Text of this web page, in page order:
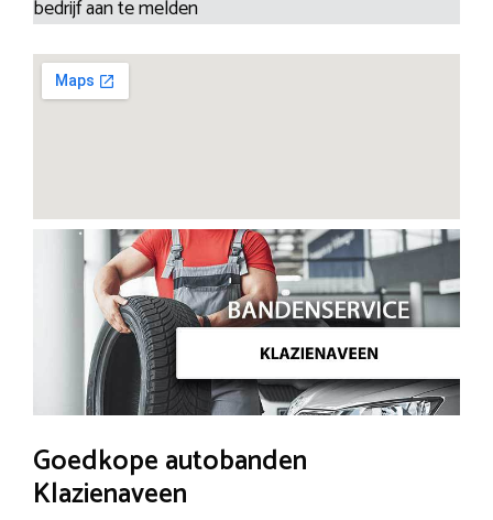
bedrijf aan te melden
Goedkope autobanden
Klazienaveen